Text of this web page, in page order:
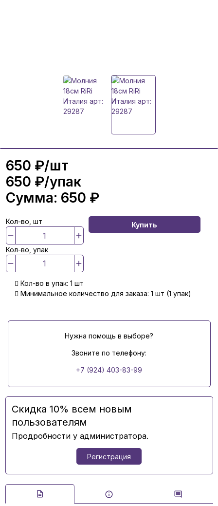
650 ₽/шт
650 ₽/упак
Сумма: 650 ₽
Кол-во, шт
Кол-во, упак
Купить
Кол-во в упак: 1 шт
Минимальное количество для заказа: 1 шт (1 упак)
Нужна помощь в выборе?
Звоните по телефону:
+7 (924) 403-83-99
Скидка 10% всем новым
пользователям
Продробности у администратора.
Регистрация